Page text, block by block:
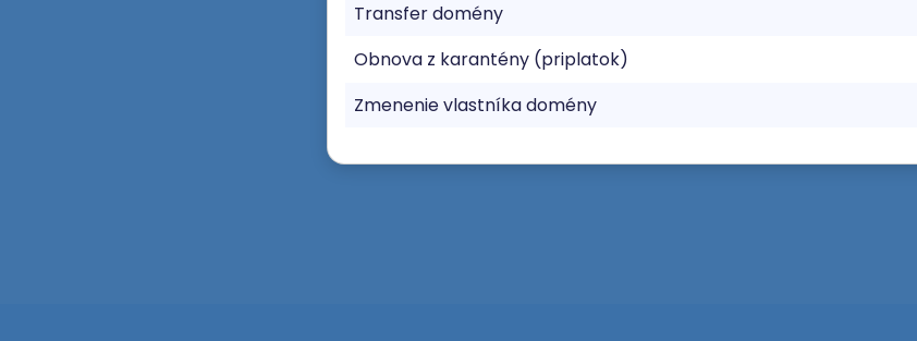
Transfer domény
Obnova z karantény (priplatok)
Zmenenie vlastníka domény